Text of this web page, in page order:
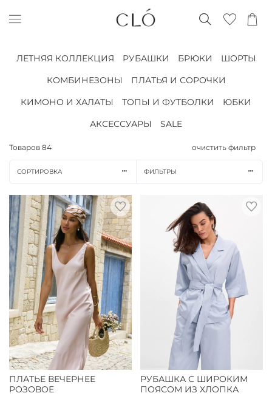
ЛЕТНЯЯ КОЛЛЕКЦИЯ РУБАШКИ БРЮКИ
ШОРТЫ
КОМБИНЕЗОНЫ
ПЛАТЬЯ И СОРОЧКИ
КИМОНО И ХАЛАТЫ
ТОПЫ И ФУТБОЛКИ
ЮБКИ
АКСЕССУАРЫ
SALE
Товаров 84 очистить фильтр
СОРТИРОВКА ФИЛЬТРЫ
ПЛАТЬЕ ВЕЧЕРНЕЕ
РОЗОВОЕ
РУБАШКА С ШИРОКИМ
ПОЯСОМ ИЗ ХЛОПКА